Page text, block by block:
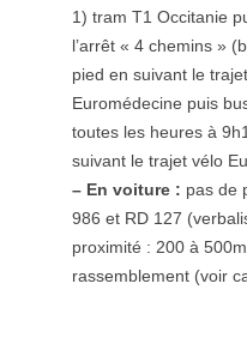
1) tram T1 Occitanie
l’arrêt « 4 chemins »
pied en suivant le
Euromédecine puis
toutes les heures à
suivant le trajet vélo
– En voiture : pas de
986 et RD 127
proximité : 200 à
rassemblement (voir